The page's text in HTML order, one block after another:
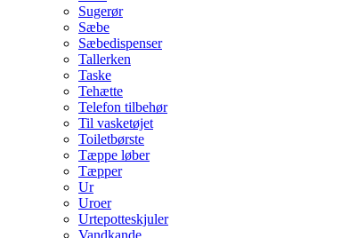
Sugerør
Sæbe
Sæbedispenser
Tallerken
Taske
Tehætte
Telefon tilbehør
Til vasketøjet
Toiletbørste
Tæppe løber
Tæpper
Ur
Uroer
Urtepotteskjuler
Vandkande